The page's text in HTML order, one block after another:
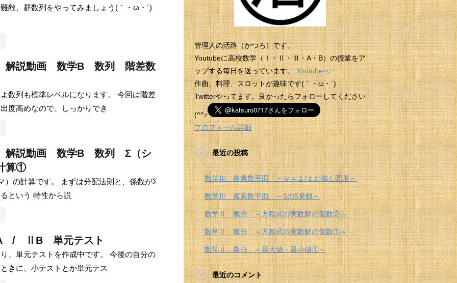
敵、群数列をやってみましょう(｀・ω・´)
解説動画 数学B 数列 階差数
数列も標準レベルになります。 今回は階差
度高めなので、しっかりでき
解説動画 数学B 数列 Σ（シ
算①
）の計算です。 まずは分配法則と、係数がΣ
という 特性から説
/ ⅡB 単元テスト
、単元テストを作成中です。 今後の自分の
きに、小テストとか単元テス
管理人の活路（かつろ）です。
Youtubeに高校数学（Ⅰ・Ⅱ・Ⅲ・A・B）の授業をア
ップする毎日を送っています。Youtubeへ
作曲、料理、スロットが趣味です(｀・ω・´)
Twitterやってます。良かったらフォローしてください
(^^♪
プロフィール詳細
最近の投稿
数学Ⅲ 複素数平面 ～ｗ＝１/ｚが描く図形～
数学Ⅲ 複素数平面 ～1の5乗根～
数学Ⅱ 微分 ～方程式の実数解の個数②～
数学Ⅱ 微分 ～方程式の実数解の個数①～
数学Ⅱ 微分 ～最大値・最小値①～
最近のコメント